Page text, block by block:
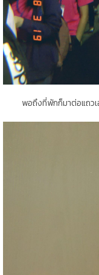
พอถึงที่พักก็มาต่อแถว